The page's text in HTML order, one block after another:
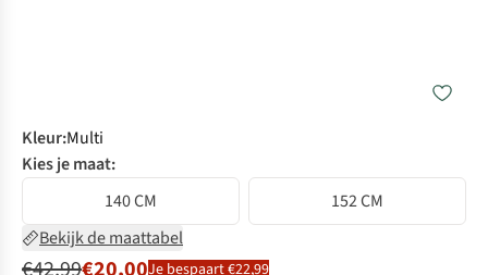
Kleur:Multi
Kies je maat:
140 CM
152 CM
Bekijk de maattabel
Je bespaart €22,99